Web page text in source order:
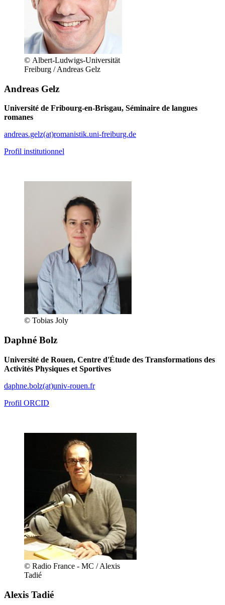
© Albert-Ludwigs-Universität
Freiburg / Andreas Gelz
Andreas Gelz
Université de Fribourg-en-Brisgau, Séminaire de langues
romanes
andreas.gelz(at)romanistik.uni-freiburg.de
Profil institutionnel
© Tobias Joly
Daphné Bolz
Université de Rouen, Centre d'Étude des Transformations des
Activités Physiques et Sportives
daphne.bolz(at)univ-rouen.fr
Profil ORCID
© Radio France - MC / Alexis
Tadié
Alexis Tadié